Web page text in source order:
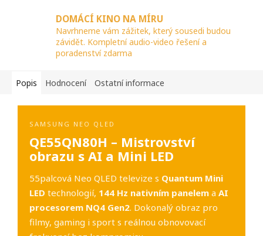
DOMÁCÍ KINO NA MÍRU
Navrhneme vám zážitek, který sousedi budou
závidět. Kompletní audio-video řešení a
poradenství zdarma
Popis Hodnocení Ostatní informace
SAMSUNG NEO QLED
QE55QN80H – Mistrovství
obrazu s AI a Mini LED
55palcová Neo QLED televize s Quantum Mini
LED technologií, 144 Hz nativním panelem a AI
procesorem NQ4 Gen2. Dokonalý obraz pro
filmy, gaming i sport s reálnou obnovovací